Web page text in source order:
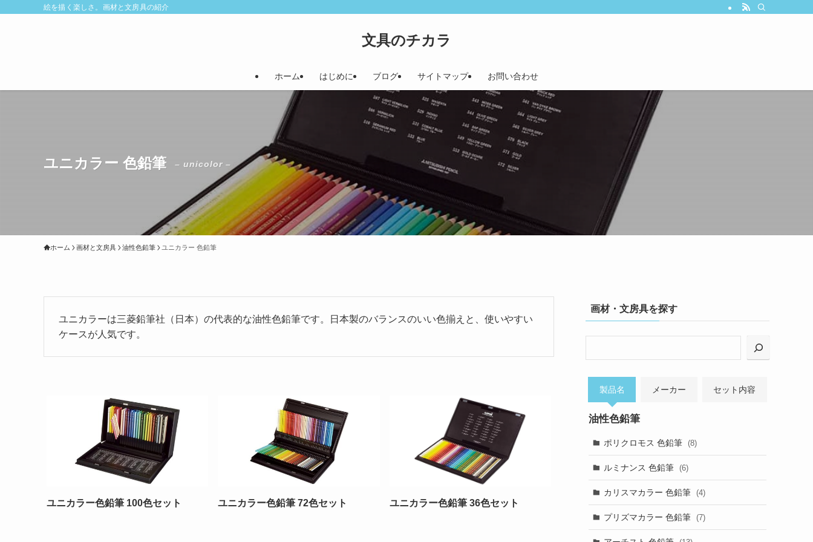
絵を描く楽しさ。画材と文房具の紹介
文具のチカラ
ホーム はじめに ブログ サイトマップ お問い合わせ
ユニカラー 色鉛筆 – unicolor –
ホーム 画材と文房具 油性色鉛筆 ユニカラー 色鉛筆
ユニカラーは三菱鉛筆社（日本）の代表的な油性色鉛筆です。日本製のバランスのいい色揃えと、使いやすい
ケースが人気です。
ユニカラー色鉛筆 100色セット ユニカラー色鉛筆 72色セット ユニカラー色鉛筆 36色セット
画材・文房具を探す
索
製品名 メーカー セット内容
油性色鉛筆
ポリクロモス 色鉛筆 (8)
ルミナンス 色鉛筆 (6)
カリスマカラー 色鉛筆 (4)
プリズマカラー 色鉛筆 (7)